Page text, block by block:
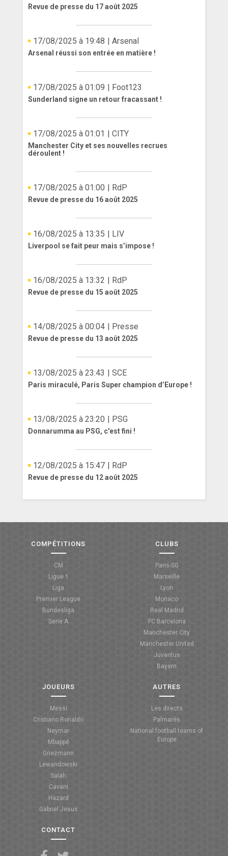
Revue de presse du 17 août 2025
17/08/2025 à 19:48 | Arsenal
Arsenal réussi son entrée en matière !
17/08/2025 à 01:09 | Foot123
Sunderland signe un retour fracassant !
17/08/2025 à 01:01 | CITY
Manchester City et ses nouvelles recrues
déroulent !
17/08/2025 à 01:00 | RdP
Revue de presse du 16 août 2025
16/08/2025 à 13:35 | LIV
Liverpool se fait peur mais s’impose !
16/08/2025 à 13:32 | RdP
Revue de presse du 15 août 2025
14/08/2025 à 00:04 | Presse
Revue de presse du 13 août 2025
13/08/2025 à 23:43 | SCE
Paris miraculé, Paris Super champion d’Europe !
13/08/2025 à 23:20 | PSG
Donnarumma au PSG, c'est fini !
12/08/2025 à 15:47 | RdP
Revue de presse du 12 août 2025
COMPÉTITIONS
CM
Ligue 1
Liga
Premier League
Bundesliga
Serie A
CLUBS
Paris-SG
Marseille
Lyon
Monaco
Real Madrid
FC Barcelona
Manchester City
Manchester United
Juventus
Bayern
JOUEURS
Messi
Cristiano Ronaldo
Neymar
Mbappé
Griezmann
Lewandowski
Salah
Cavani
Hazard
Gabriel Jesus
AUTRES
Les directs
Palmarès
National football teams of
Europe
CONTACT